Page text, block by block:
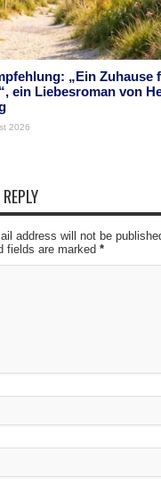
„Ein Zuhause
ein Liebesroman von
2026
address will not be
fields are marked *